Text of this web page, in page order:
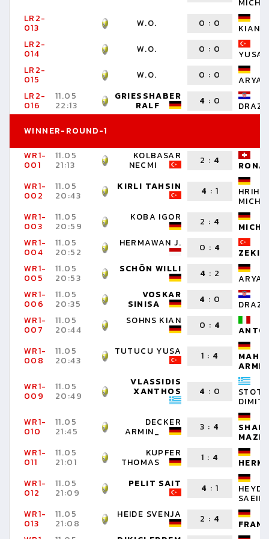
LR2-
013 W.O. 0 : 0
KIAN
LR2-
014 W.O. 0 : 0
YUSA
LR2-
015 W.O. 0 : 0
ARYAN
LR2-
016
11.05
22:13
GRIESSHABER
RALF 4 : 0
WINNER-ROUND-1
WR1-
001
11.05
21:13
KOLBASAR
NECMI 2 : 4
WR1-
002
11.05
20:43
KIRLI TAHSIN 4 : 1
WR1-
003
11.05
20:59
KOBA IGOR 2 : 4
WR1-
004
11.05
20:52
HERMAWAN J. 0 : 4
ZEKI
WR1-
005
11.05
20:53
SCHÖN WILLI 4 : 2
ARYAN
WR1-
006
11.05
20:35
VOSKAR
SINISA 4 : 0
WR1-
007
11.05
20:44
SOHNS KIAN 0 : 4
WR1-
008
11.05
20:43
TUTUCU YUSA 1 : 4
ARMIN
WR1-
009
11.05
20:49
VLASSIDIS
XANTHOS 4 : 0
WR1-
010
11.05
21:45
DECKER
ARMIN_ 3 : 4
MAZI
WR1-
011
11.05
21:01
KUPFER
THOMAS 1 : 4
WR1-
012
11.05
21:09
PELIT SAIT 4 : 1
SAEID
WR1-
013
11.05
21:08
HEIDE SVENJA 2 : 4